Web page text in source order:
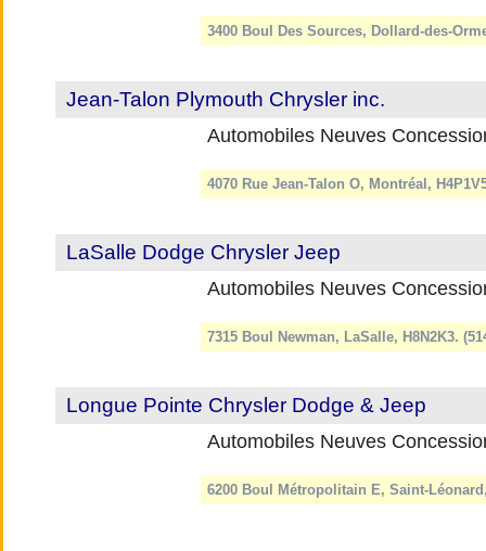
3400 Boul Des Sources, Dollard-des-
Jean-Talon Plymouth Chrysler inc.
Automobiles Neuves
4070 Rue Jean-Talon O, Montréal,
LaSalle Dodge Chrysler Jeep
Automobiles Neuves
7315 Boul Newman, LaSalle, H8N2K3.
Longue Pointe Chrysler Dodge & Jeep
Automobiles Neuves
6200 Boul Métropolitain E, Saint-